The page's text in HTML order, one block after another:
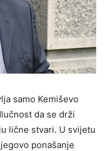
samo Kemiševo
da se drži
lične stvari. U svijetu
ponašanje